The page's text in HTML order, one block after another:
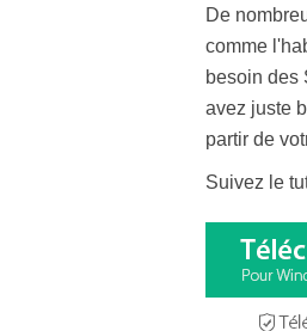
De
comme
besoin des
avez juste
partir de
Suivez le